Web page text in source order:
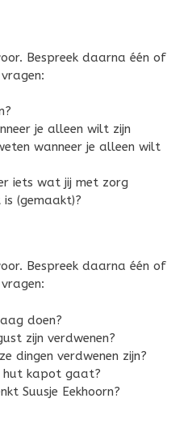
Bespreek daarna één of
je alleen wilt zijn
wanneer je alleen wilt
iets wat jij met zorg
(gemaakt)?
Bespreek daarna één of
doen?
zijn verdwenen?
dingen verdwenen zijn?
hut kapot gaat?
Suusje Eekhoorn?